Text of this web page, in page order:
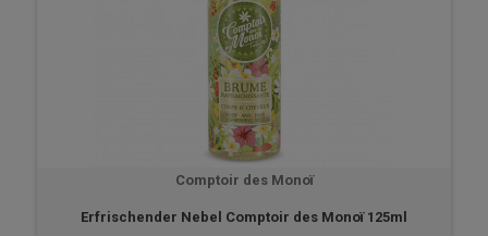
Comptoir des Monoï
Erfrischender Nebel Comptoir des Monoï 125ml